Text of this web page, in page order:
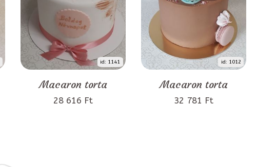
id: 1141
Macaron torta
28 616 Ft
id: 1012
Macaron torta
32 781 Ft